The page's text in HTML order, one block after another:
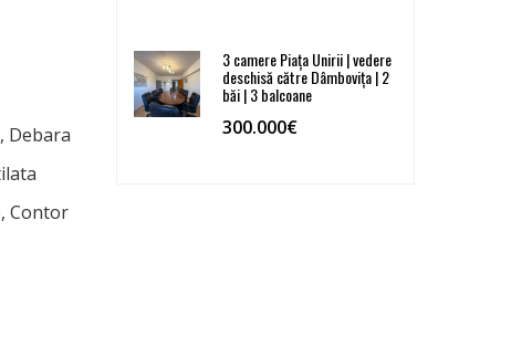
Debara
Contor
3 camere Piața Unirii | vedere
deschisă către Dâmbovița | 2
băi | 3 balcoane
300.000€